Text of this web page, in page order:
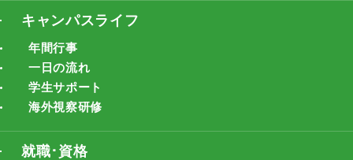
キャンパスライフ
年間行事
一日の流れ
学生サポート
海外視察研修
就職･資格